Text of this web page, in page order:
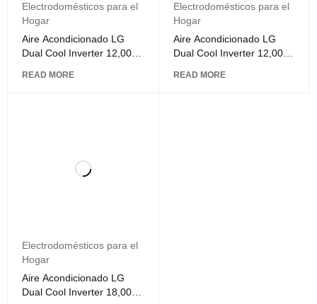
Electrodomésticos para el
Hogar
Aire Acondicionado LG
Dual Cool Inverter 12,000
READ MORE
Electrodomésticos para el
Hogar
Aire Acondicionado LG
Dual Cool Inverter 12,000
READ MORE
Electrodomésticos para el
Hogar
Aire Acondicionado LG
Dual Cool Inverter 18,000